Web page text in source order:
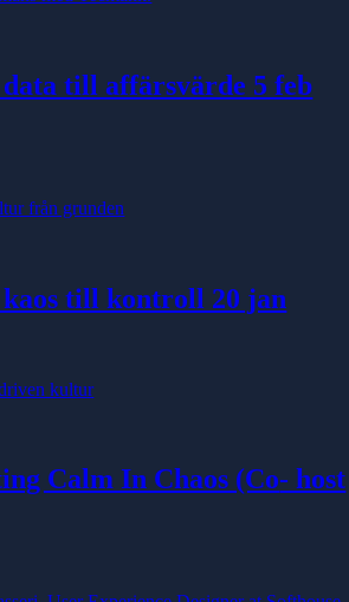
till affärsvärde 5 feb
från grunden
till kontroll 20 jan
kultur
Calm In Chaos (Co- host